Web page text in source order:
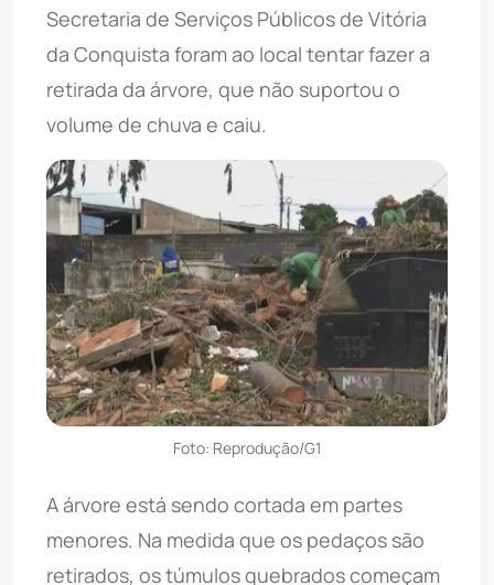
Secretaria de Serviços Públicos de Vitória
da Conquista foram ao local tentar fazer a
retirada da árvore, que não suportou o
volume de chuva e caiu.
Foto: Reprodução/G1
A árvore está sendo cortada em partes
menores. Na medida que os pedaços são
retirados, os túmulos quebrados começam